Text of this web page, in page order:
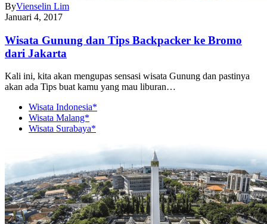
ByVienselin Lim
Januari 4, 2017
Wisata Gunung dan Tips Backpacker ke Bromo
dari Jakarta
Kali ini, kita akan mengupas sensasi wisata Gunung dan pastinya
akan ada Tips buat kamu yang mau liburan…
Wisata Indonesia*
Wisata Malang*
Wisata Surabaya*